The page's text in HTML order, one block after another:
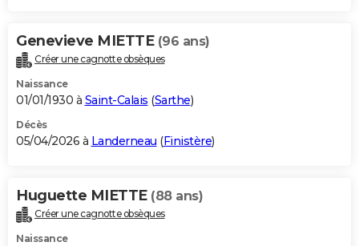
Bricolage
Lifestyle
Culture
Sport
Auto
Television
Voyage
Cinema
Genevieve MIETTE (96 ans)
Créer une cagnotte obsèques
Naissance
01/01/1930 à Saint-Calais (Sarthe)
Décès
05/04/2026 à Landerneau (Finistère)
Huguette MIETTE (88 ans)
Créer une cagnotte obsèques
Naissance